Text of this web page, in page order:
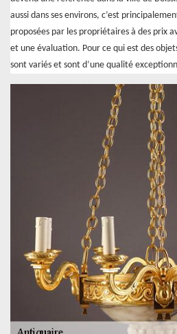
aussi dans ses environs, c’est
proposées par les propriétaires à des prix
et une évaluation. Pour ce qui est des
sont variés et sont d’une qualité